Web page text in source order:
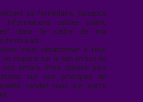
ce formulaire, j’accepte
informations saisies soient
dans le cadre de ma
de contact.
vous désabonner à tout
cliquant sur le lien en bas de
nos emails. Pour obtenir plus
sur nos pratiques de
rendez-vous sur notre